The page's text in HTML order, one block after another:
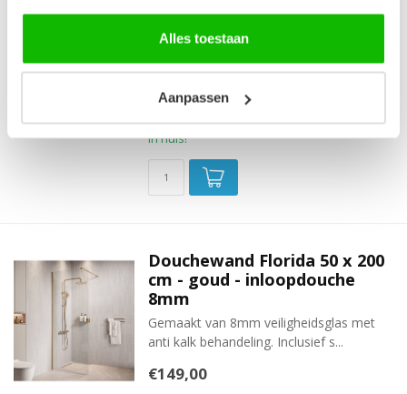
Alles toestaan
Aanpassen
Uitgevoerd met een schuifdeur. Gemaakt
van 6mm veiligheidsglas met ant...
€259,00
Op voorraad
besteld is de volgende werkdag
in huis!
Douchewand Florida 50 x 200
cm - goud - inloopdouche
8mm
Gemaakt van 8mm veiligheidsglas met
anti kalk behandeling. Inclusief s...
€149,00